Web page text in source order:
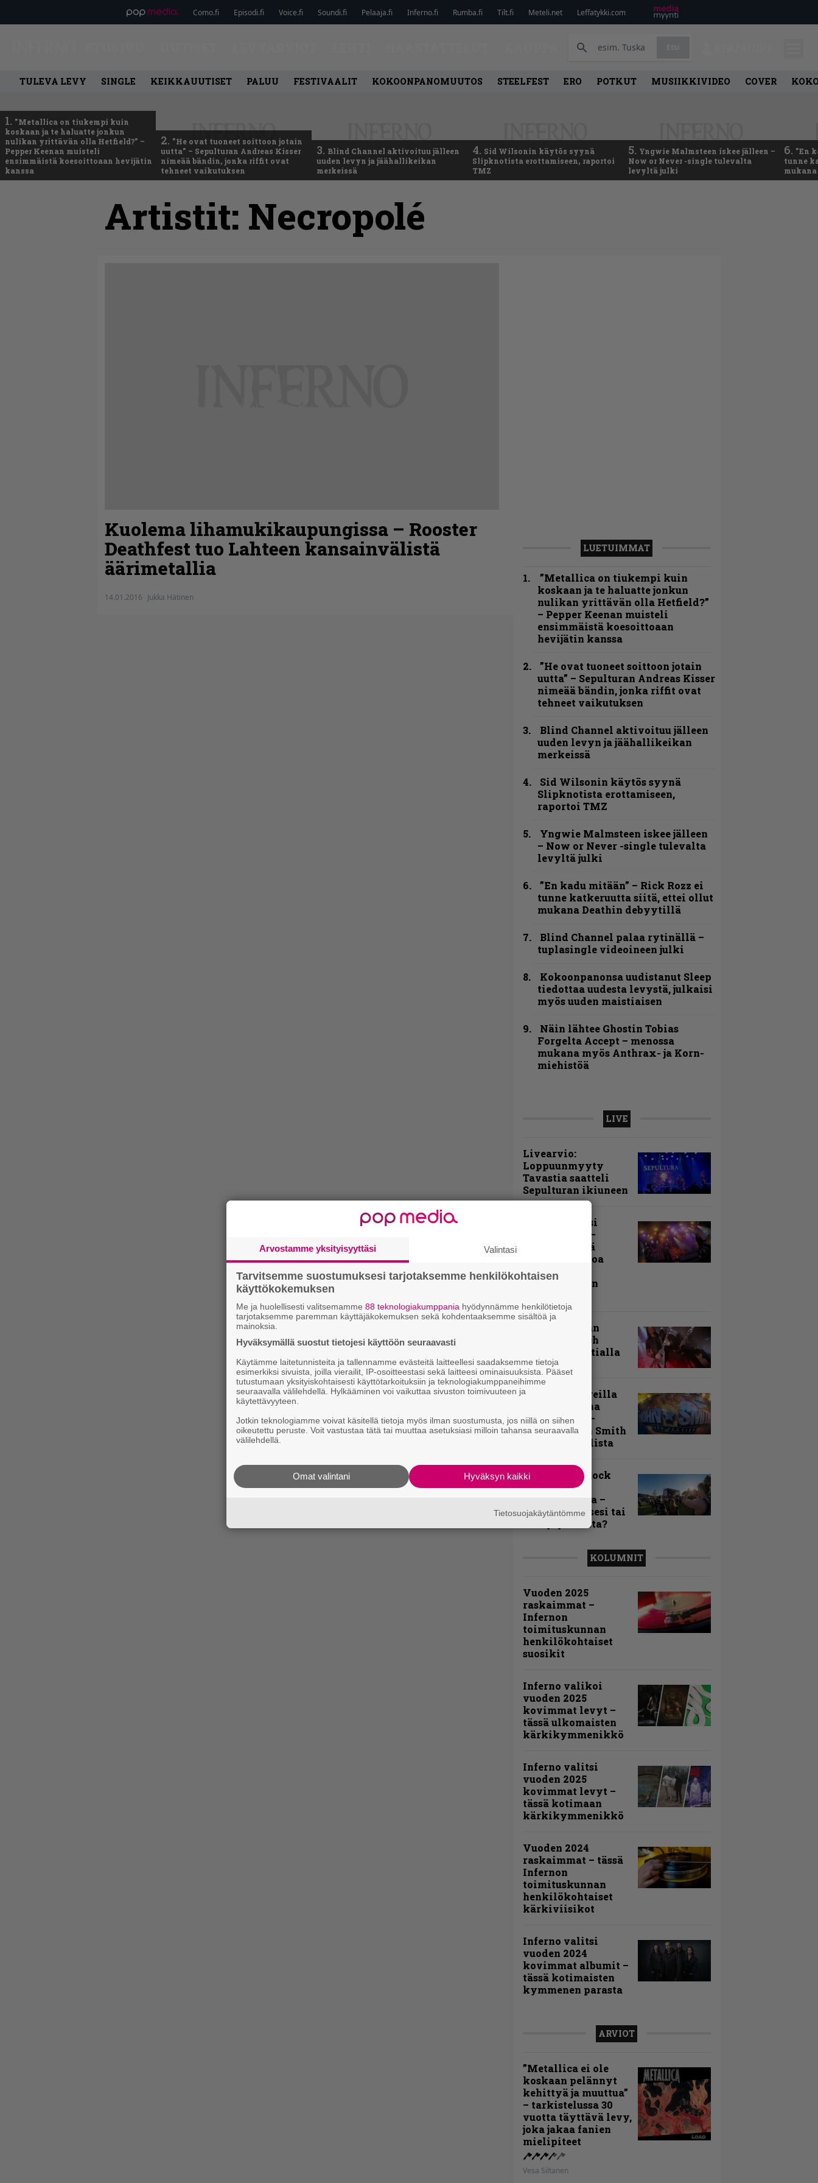
Como.fi Episodi.fi Voice.fi Soundi.fi Pelaaja.fi Inferno.fi Rumba.fi Tilt.fi Meteli.net Leffatykki.com
TULEVA LEVY SINGLE KEIKKAUUTISET PALUU FESTIVAALIT KOKOONPANOMUUTOS STEELFEST ERO POTKUT MUSIIKKIVIDEO COVER
1. ”Metallica on tiukempi kuin
koskaan ja te haluatte jonkun
nulikan yrittävän olla Hetfield?” –
Pepper Keenan muisteli
ensimmäistä koesoittoaan hevijätin
kanssa
2. ”He ovat tuoneet soittoon jotain
uutta” – Sepulturan Andreas Kisser
nimeää bändin, jonka riffit ovat
tehneet vaikutuksen
3. Blind Channel aktivoituu jälleen
uuden levyn ja jäähallikeikan
merkeissä
4. Sid Wilsonin käytös syynä
Slipknotista erottamiseen, raportoi
TMZ
5. Yngwie Malmsteen iskee jälleen –
Now or Never -single tulevalta
levyltä julki
6. ”En
tunne
Artistit: Necropolé
Kuolema lihamukikaupungissa – Rooster
Deathfest tuo Lahteen kansainvälistä
äärimetallia
14.01.2016 Jukka Hätinen
LUETUIMMAT
”Metallica on tiukempi kuin
koskaan ja te haluatte jonkun
nulikan yrittävän olla Hetfield?”
– Pepper Keenan muisteli
ensimmäistä koesoittoaan
hevijätin kanssa
”He ovat tuoneet soittoon jotain
uutta” – Sepulturan Andreas Kisser
nimeää bändin, jonka riffit ovat
tehneet vaikutuksen
Blind Channel aktivoituu jälleen
uuden levyn ja jäähallikeikan
merkeissä
Sid Wilsonin käytös syynä
Slipknotista erottamiseen,
raportoi TMZ
Yngwie Malmsteen iskee jälleen
– Now or Never -single tulevalta
levyltä julki
”En kadu mitään” – Rick Rozz ei
tunne katkeruutta siitä, ettei ollut
mukana Deathin debyytillä
Blind Channel palaa rytinällä –
tuplasingle videoineen julki
Kokoonpanonsa uudistanut Sleep
tiedottaa uudesta levystä, julkaisi
myös uuden maistiaisen
Näin lähtee Ghostin Tobias
Forgelta Accept – menossa
mukana myös Anthrax- ja Korn-
miehistöä
LIVE
Livearvio:
Loppuunmyyty
Tavastia saatteli
Sepulturan ikiuneen
Rokki Raikasi
Tampereella –
Infernon neljä
väkevää nostoa
festarin
kakkospäivän
Paluu vanhaan
liittoon – Arch
Enemy Tavastialla
”Näillä festareilla
kaikki on aina
kohdallaan” –
raportti John Smith
Rock Festivalista
John Smith Rock
Festivalin
yleisögalleria –
bongaatko itsesi tai
tuttuja joukosta?
KOLUMNIT
Vuoden 2025
raskaimmat –
Infernon
toimituskunnan
henkilökohtaiset
suosikit
Inferno valikoi
vuoden 2025
kovimmat levyt –
tässä ulkomaisten
kärkikymmenikkö
Inferno valitsi
vuoden 2025
kovimmat levyt –
tässä kotimaan
kärkikymmenikkö
Vuoden 2024
raskaimmat – tässä
Infernon
toimituskunnan
henkilökohtaiset
kärkiviisikot
Inferno valitsi
vuoden 2024
kovimmat albumit –
tässä kotimaisten
kymmenen parasta
ARVIOT
”Metallica ei ole
koskaan pelännyt
kehittyä ja muuttua”
– tarkistelussa 30
vuotta täyttävä levy,
joka jakaa fanien
mielipiteet
Vesa Siltanen
Arvostamme yksityisyyttäsi Valintasi
Tarvitsemme suostumuksesi tarjotaksemme henkilökohtaisen
käyttökokemuksen
Me ja huolellisesti valitsemamme 88 teknologiakumppania hyödynnämme henkilötietoja
tarjotaksemme paremman käyttäjäkokemuksen sekä kohdentaaksemme sisältöä ja
mainoksia.
Hyväksymällä suostut tietojesi käyttöön seuraavasti
Käytämme laitetunnisteita ja tallennamme evästeitä laitteellesi saadaksemme tietoja
esimerkiksi sivuista, joilla vierailit, IP-osoitteestasi sekä laitteesi ominaisuuksista. Pääset
tutustumaan yksityiskohtaisesti käyttötarkoituksiin ja teknologiakumppaneihimme
seuraavalla välilehdellä. Hylkääminen voi vaikuttaa sivuston toimivuuteen ja
käytettävyyteen.
Jotkin teknologiamme voivat käsitellä tietoja myös ilman suostumusta, jos niillä on siihen
oikeutettu peruste. Voit vastustaa tätä tai muuttaa asetuksiasi milloin tahansa seuraavalla
välilehdellä.
Hyväksyn kaikki
Omat valintani
Tietosuojakäytäntömme